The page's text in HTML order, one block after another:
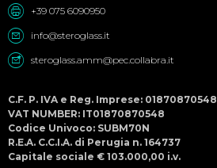
+39 075 6090950
info@steroglass.it
steroglass.amm@pec.collabra.it
C.F. P. IVA e Reg. Imprese: 01870870548
VAT NUMBER: IT01870870548
Codice Univoco: SUBM70N
R.E.A. C.C.I.A. di Perugia n. 164737
Capitale sociale € 103.000,00 i.v.